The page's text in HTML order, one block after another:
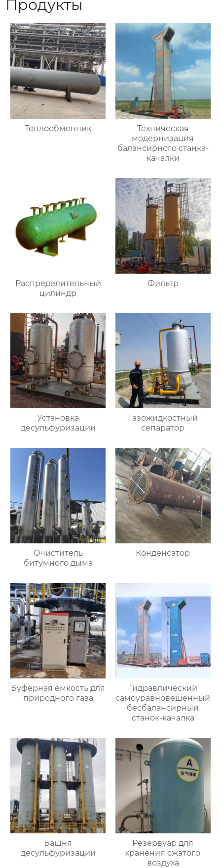
Продукты
Теплообменник
Техническая
модернизация
балансирного станка-
качалки
Распределительный
цилиндр
Фильтр
Установка
десульфуризации
Газожидкостный
сепаратор
Очиститель
битумного дыма
Конденсатор
Буферная емкость для
природного газа
Гидравлический
самоуравновешенный
бесбалансирный
станок-качалка
Башня
десульфуризации
Резервуар для
хранения сжатого
воздуха